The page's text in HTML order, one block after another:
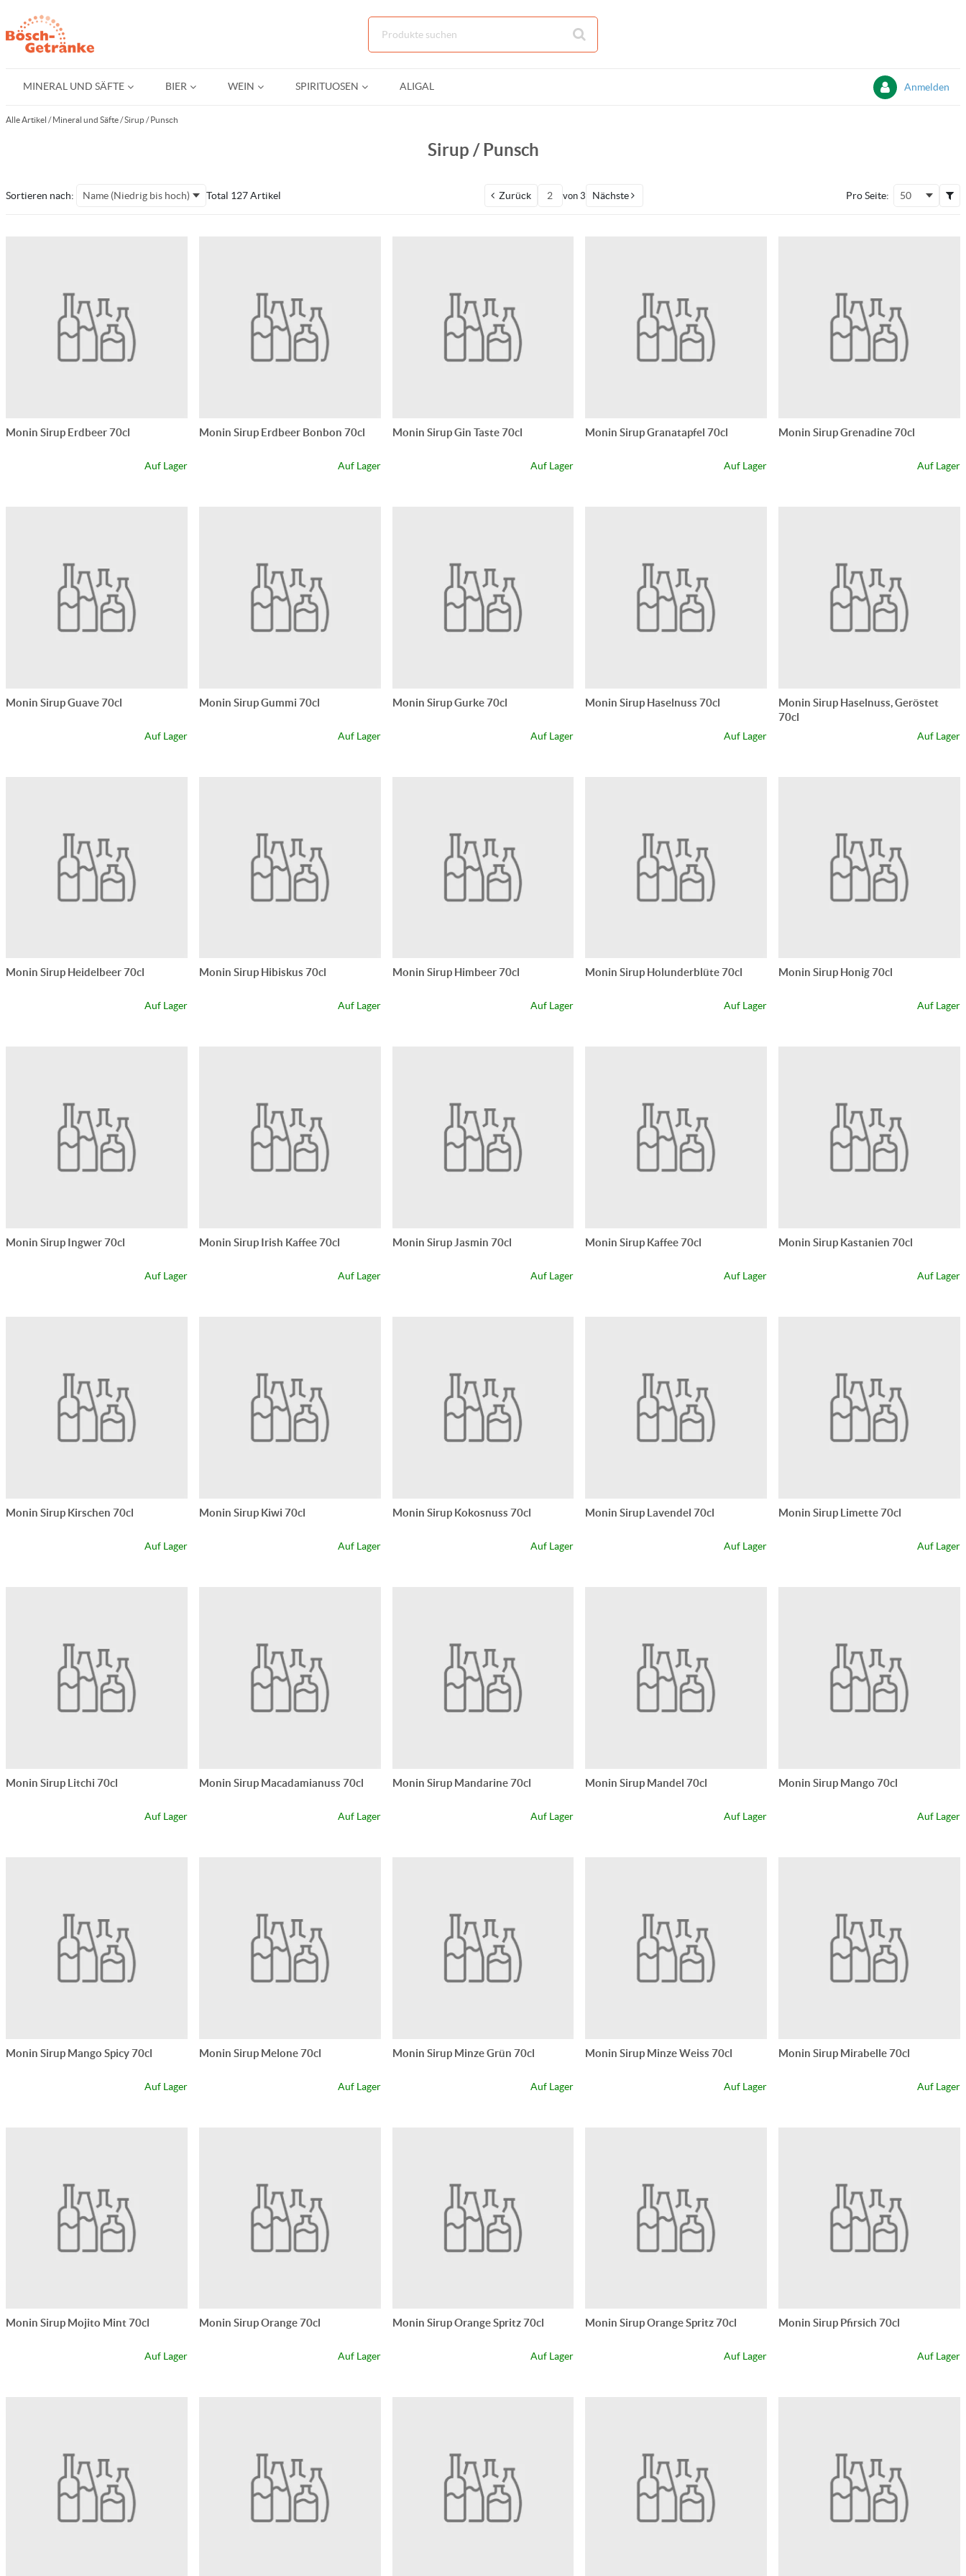
MINERAL UND SÄFTE BIER WEIN SPIRITUOSEN ALIGAL Anmelden
Alle Artikel / Mineral und Säfte/Sirup / Punsch
Sirup / Punsch
Sortieren nach: Name (Niedrig bis hoch) Total 127 Artikel Zurück von 3 Nächste Pro Seite: 50
Monin Sirup Erdbeer 70cl
Auf Lager
Monin Sirup Erdbeer Bonbon 70cl
Auf Lager
Monin Sirup Gin Taste 70cl
Auf Lager
Monin Sirup Granatapfel 70cl
Auf Lager
Monin Sirup Grenadine 70cl
Auf Lager
Monin Sirup Guave 70cl
Auf Lager
Monin Sirup Gummi 70cl
Auf Lager
Monin Sirup Gurke 70cl
Auf Lager
Monin Sirup Haselnuss 70cl
Auf Lager
Monin Sirup Haselnuss, Geröstet
70cl
Auf Lager
Monin Sirup Heidelbeer 70cl
Auf Lager
Monin Sirup Hibiskus 70cl
Auf Lager
Monin Sirup Himbeer 70cl
Auf Lager
Monin Sirup Holunderblüte 70cl
Auf Lager
Monin Sirup Honig 70cl
Auf Lager
Monin Sirup Ingwer 70cl
Auf Lager
Monin Sirup Irish Kaffee 70cl
Auf Lager
Monin Sirup Jasmin 70cl
Auf Lager
Monin Sirup Kaffee 70cl
Auf Lager
Monin Sirup Kastanien 70cl
Auf Lager
Monin Sirup Kirschen 70cl
Auf Lager
Monin Sirup Kiwi 70cl
Auf Lager
Monin Sirup Kokosnuss 70cl
Auf Lager
Monin Sirup Lavendel 70cl
Auf Lager
Monin Sirup Limette 70cl
Auf Lager
Monin Sirup Litchi 70cl
Auf Lager
Monin Sirup Macadamianuss 70cl
Auf Lager
Monin Sirup Mandarine 70cl
Auf Lager
Monin Sirup Mandel 70cl
Auf Lager
Monin Sirup Mango 70cl
Auf Lager
Monin Sirup Mango Spicy 70cl
Auf Lager
Monin Sirup Melone 70cl
Auf Lager
Monin Sirup Minze Grün 70cl
Auf Lager
Monin Sirup Minze Weiss 70cl
Auf Lager
Monin Sirup Mirabelle 70cl
Auf Lager
Monin Sirup Mojito Mint 70cl
Auf Lager
Monin Sirup Orange 70cl
Auf Lager
Monin Sirup Orange Spritz 70cl
Auf Lager
Monin Sirup Orange Spritz 70cl
Auf Lager
Monin Sirup Pfirsich 70cl
Auf Lager